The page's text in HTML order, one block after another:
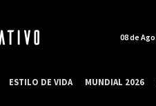
08 de
ESTILO DE VIDA MUNDIAL 2026